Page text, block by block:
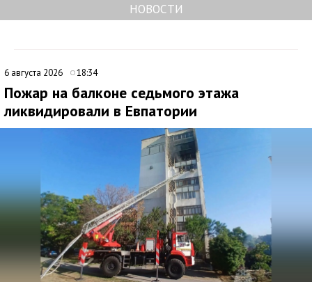
НОВОСТИ
6 августа 2026 18:34
Пожар на балконе седьмого этажа
ликвидировали в Евпатории